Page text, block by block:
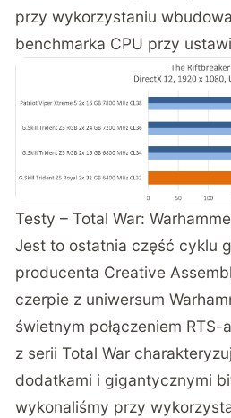
przy wykorzystaniu
benchmarka CPU przy
Testy – Total War:
Jest to ostatnia część cyklu
producenta Creative
czerpie z uniwersum
świetnym połączeniem
z serii Total War
dodatkami i gigantycznymi
wykonaliśmy przy